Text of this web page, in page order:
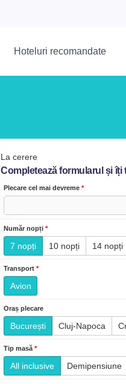
Hoteluri recomandate
La cerere
Completează formularul și îți
Plecare cel mai devreme *
Număr nopți *
7 nopți 10 nopți 14 nopți
Transport *
Avion
Oraș plecare
București Cluj-Napoca
Tip masă *
All inclusive Demipensiune